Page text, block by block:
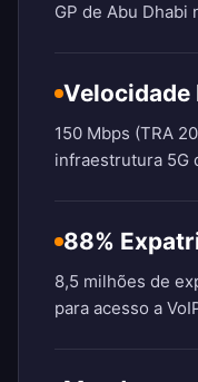
GP de Abu Dhabi
Velocidade
150 Mbps (TRA
infraestrutura 5G
88%
8,5 milhões de
para acesso a